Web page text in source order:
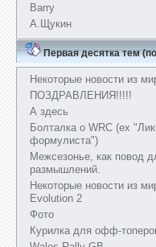
Barry
А.Щукин
Первая десятка тем
Некоторые новости из
ПОЗДРАВЛЕНИЯ!!!!!
А здесь
Болталка о WRC (ex
формулиста")
Межсезонье, как повод
размышлений.
Некоторые новости из
Evolution 2
Фото
Курилка для офф-